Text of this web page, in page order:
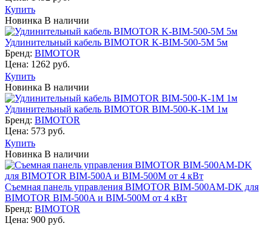
Купить
Новинка В наличии
Удлинительный кабель BIMOTOR K-BIM-500-5M 5м
Бренд: BIMOTOR
Цена: 1262 руб.
Купить
Новинка В наличии
Удлинительный кабель BIMOTOR BIM-500-K-1M 1м
Бренд: BIMOTOR
Цена: 573 руб.
Купить
Новинка В наличии
Съемная панель управления BIMOTOR BIM-500AM-DK для
BIMOTOR BIM-500A и BIM-500M от 4 кВт
Бренд: BIMOTOR
Цена: 900 руб.